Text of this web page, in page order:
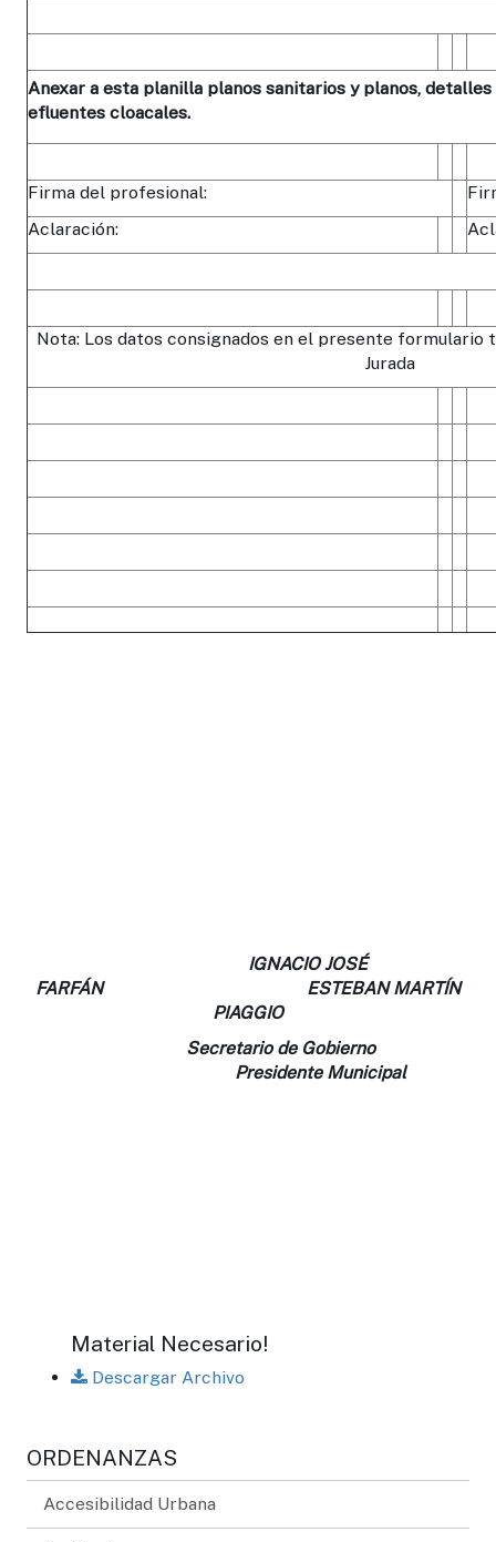
Anexar a esta planilla planos sanitarios y planos,
efluentes cloacales.
Firma del profesional:
Aclaración:
Nota: Los datos consignados en el presente formulario
Jurada
IGNACIO JOSÉ
FARFÁN ESTEBAN MARTÍN
PIAGGIO
Secretario de Gobierno
Presidente Municipal
Material Necesario!
Descargar Archivo
ORDENANZAS
Accesibilidad Urbana